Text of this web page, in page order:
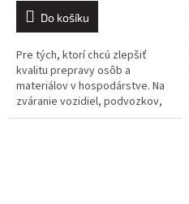
Do košíku
Pre tých, ktorí chcú zlepšiť
kvalitu prepravy osôb a
materiálov v hospodárstve. Na
zváranie vozidiel, podvozkov,
banských vozidiel, iných